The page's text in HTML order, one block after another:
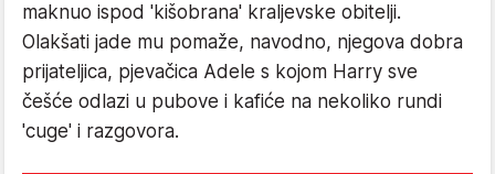
maknuo ispod 'kišobrana' kraljevske obitelji.
Olakšati jade mu pomaže, navodno, njegova dobra
prijateljica, pjevačica Adele s kojom Harry sve
češće odlazi u pubove i kafiće na nekoliko rundi
'cuge' i razgovora.